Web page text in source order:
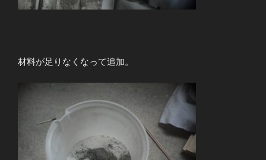
材料が足りなくなって追加。